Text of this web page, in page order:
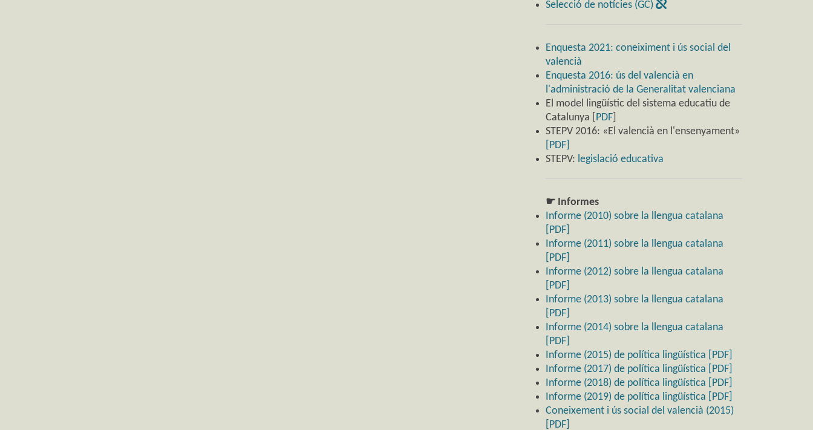
Selecció de notícies (GC)
Enquesta 2021: coneiximent i ús social del
valencià
Enquesta 2016: ús del valencià en
l'administració de la Generalitat valenciana
El model lingüístic del sistema educatiu de
Catalunya [
PDF
STEPV 2016: «El valencià en l'ensenyament»
[PDF]
STEPV: legislació educativa
☛ Informes
Informe (2010) sobre la llengua catalana
[PDF]
Informe (2011) sobre la llengua catalana
[PDF]
Informe (2012) sobre la llengua catalana
[PDF]
Informe (2013) sobre la llengua catalana
[PDF]
Informe (2014) sobre la llengua catalana
[PDF]
Informe (2015) de política lingüística [PDF]
Informe (2017) de política lingüística [PDF]
Informe (2018) de política lingüística [PDF]
Informe (2019) de política lingüística [PDF]
Coneixement i ús social del valencià (2015)
[PDF]